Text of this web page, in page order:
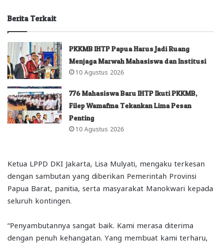
Berita Terkait
PKKMB IHTP Papua Harus Jadi Ruang
Menjaga Marwah Mahasiswa dan Institusi
10 Agustus 2026
776 Mahasiswa Baru IHTP Ikuti PKKMB,
Filep Wamafma Tekankan Lima Pesan
Penting
10 Agustus 2026
Ketua LPPD DKI Jakarta, Lisa Mulyati, mengaku terkesan
dengan sambutan yang diberikan Pemerintah Provinsi
Papua Barat, panitia, serta masyarakat Manokwari kepada
seluruh kontingen.
“Penyambutannya sangat baik. Kami merasa diterima
dengan penuh kehangatan. Yang membuat kami terharu,